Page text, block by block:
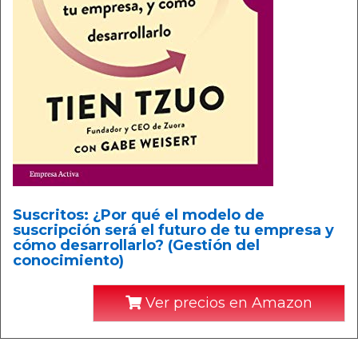
Suscritos: ¿Por qué el modelo de
suscripción será el futuro de tu empresa y
cómo desarrollarlo? (Gestión del
conocimiento)
Ver precios en Amazon